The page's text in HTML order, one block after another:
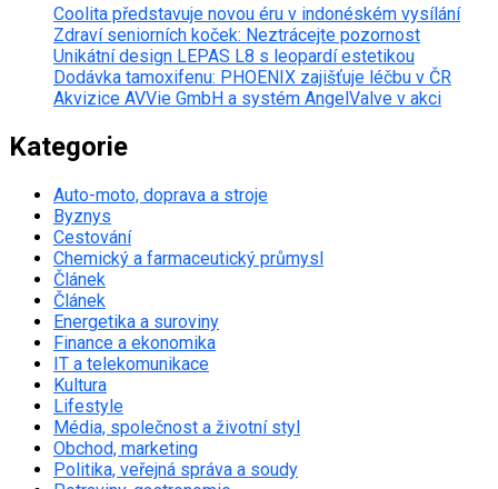
Coolita představuje novou éru v indonéském vysílání
Zdraví seniorních koček: Neztrácejte pozornost
Unikátní design LEPAS L8 s leopardí estetikou
Dodávka tamoxifenu: PHOENIX zajišťuje léčbu v ČR
Akvizice AVVie GmbH a systém AngelValve v akci
Kategorie
Auto-moto, doprava a stroje
Byznys
Cestování
Chemický a farmaceutický průmysl
Článek
Článek
Energetika a suroviny
Finance a ekonomika
IT a telekomunikace
Kultura
Lifestyle
Média, společnost a životní styl
Obchod, marketing
Politika, veřejná správa a soudy